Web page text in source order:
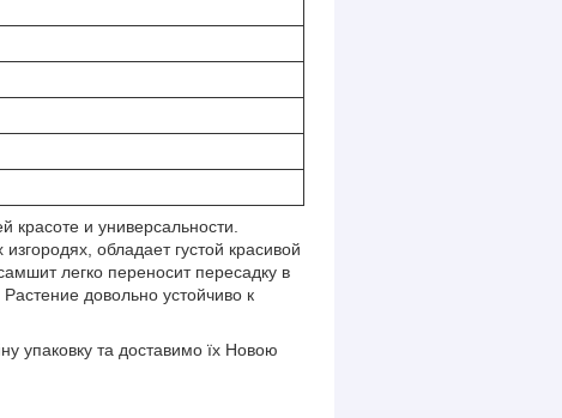
и универсальности.
обладает густой красивой
легко переносит пересадку в
довольно устойчиво к
упаковку та доставимо їх Новою